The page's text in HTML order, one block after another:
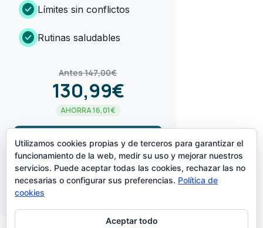
check_circle Límites sin conflictos
check_circle Rutinas saludables
Antes 147,00€
130,99€
AHORRA 16,01€
¡LO QUIERO!arrow_forward
CREADO POR
Utilizamos cookies propias y de terceros para garantizar el
funcionamiento de la web, medir su uso y mejorar nuestros
servicios. Puede aceptar todas las cookies, rechazar las no
necesarias o configurar sus preferencias. Política de
cookies
Aceptar todo